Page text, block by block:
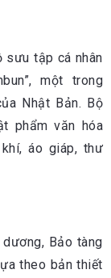
sưu tập cá nhân
một trong
Nhật Bản. Bộ
phẩm văn hóa
áo giáp, thư
Bảo tàng
theo bản thiết